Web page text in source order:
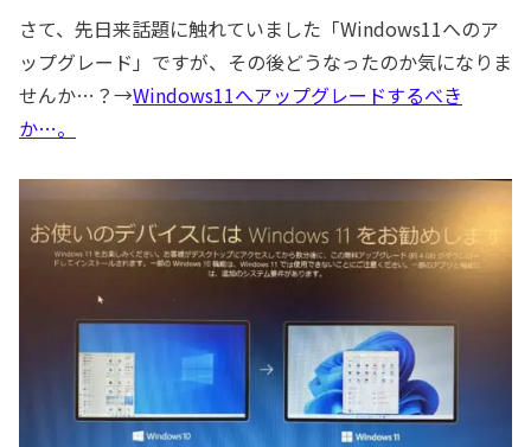
さて、先日来話題に触れていました「Windows11へのア
ップグレード」ですが、その後どうなったのか気になりま
せんか…？→Windows11へアップグレードするべき
か…。